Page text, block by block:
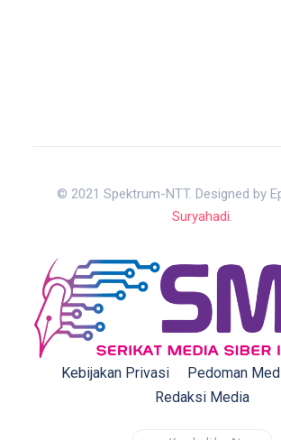
© 2021 Spektrum-NTT. Designed by
Suryahadi.
Kebijakan Privasi
Pedoman
Redaksi Media